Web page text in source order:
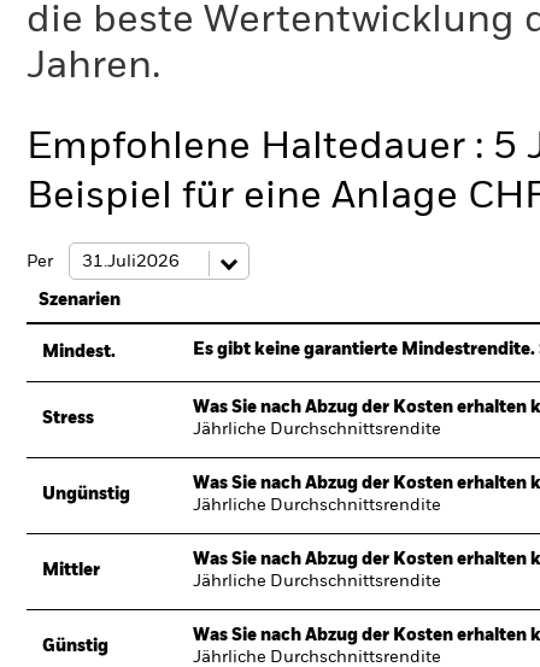
die beste Wertentwicklung
Jahren.
Empfohlene Haltedauer : 5
Beispiel für eine Anlage
Per
Szenarien
Mindest. Es gibt keine garantierte
Stress
Was Sie nach Abzug der Kosten erhalten
Jährliche Durchschnittsrendite
Ungünstig
Was Sie nach Abzug der Kosten erhalten
Jährliche Durchschnittsrendite
Mittler
Was Sie nach Abzug der Kosten erhalten
Jährliche Durchschnittsrendite
Günstig
Was Sie nach Abzug der Kosten erhalten
Jährliche Durchschnittsrendite